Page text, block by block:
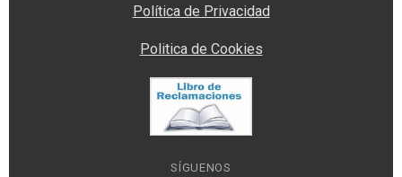
Política de Privacidad
Politica de Cookies
SÍGUENOS